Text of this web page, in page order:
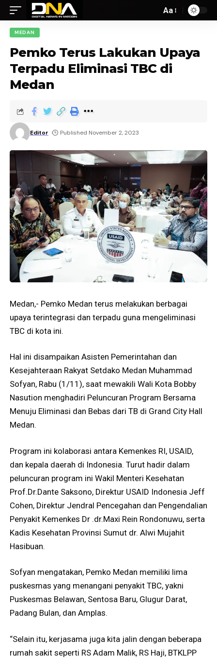
Aa
MEDAN
Pemko Terus Lakukan Upaya
Terpadu Eliminasi TBC di
Medan
Editor Published November 2, 2023
Medan,- Pemko Medan terus melakukan berbagai
upaya terintegrasi dan terpadu guna mengeliminasi
TBC di kota ini.
Hal ini disampaikan Asisten Pemerintahan dan
Kesejahteraan Rakyat Setdako Medan Muhammad
Sofyan, Rabu (1/11), saat mewakili Wali Kota Bobby
Nasution menghadiri Peluncuran Program Bersama
Menuju Eliminasi dan Bebas dari TB di Grand City Hall
Medan.
Program ini kolaborasi antara Kemenkes RI, USAID,
dan kepala daerah di Indonesia. Turut hadir dalam
peluncuran program ini Wakil Menteri Kesehatan
Prof.Dr.Dante Saksono, Direktur USAID Indonesia Jeff
Cohen, Direktur Jendral Pencegahan dan Pengendalian
Penyakit Kemenkes Dr .dr.Maxi Rein Rondonuwu, serta
Kadis Kesehatan Provinsi Sumut dr. Alwi Mujahit
Hasibuan.
Sofyan mengatakan, Pemko Medan memiliki lima
puskesmas yang menangani penyakit TBC, yakni
Puskesmas Belawan, Sentosa Baru, Glugur Darat,
Padang Bulan, dan Amplas.
“Selain itu, kerjasama juga kita jalin dengan beberapa
rumah sakit seperti RS Adam Malik, RS Haji, BTKLPP